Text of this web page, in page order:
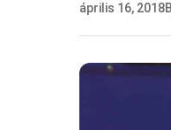
április 16, 2018